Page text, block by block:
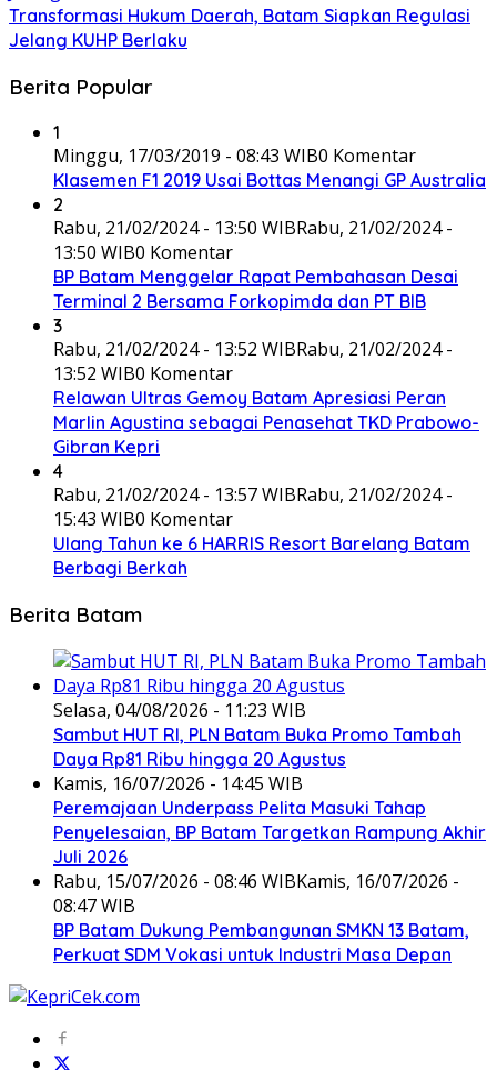
Transformasi Hukum Daerah, Batam Siapkan Regulasi
Jelang KUHP Berlaku
Berita Popular
1
Minggu, 17/03/2019 - 08:43 WIB0 Komentar
Klasemen F1 2019 Usai Bottas Menangi GP Australia
2
Rabu, 21/02/2024 - 13:50 WIBRabu, 21/02/2024 -
13:50 WIB0 Komentar
BP Batam Menggelar Rapat Pembahasan Desai
Terminal 2 Bersama Forkopimda dan PT BIB
3
Rabu, 21/02/2024 - 13:52 WIBRabu, 21/02/2024 -
13:52 WIB0 Komentar
Relawan Ultras Gemoy Batam Apresiasi Peran
Marlin Agustina sebagai Penasehat TKD Prabowo-
Gibran Kepri
4
Rabu, 21/02/2024 - 13:57 WIBRabu, 21/02/2024 -
15:43 WIB0 Komentar
Ulang Tahun ke 6 HARRIS Resort Barelang Batam
Berbagi Berkah
Berita Batam
Selasa, 04/08/2026 - 11:23 WIB
Sambut HUT RI, PLN Batam Buka Promo Tambah
Daya Rp81 Ribu hingga 20 Agustus
Kamis, 16/07/2026 - 14:45 WIB
Peremajaan Underpass Pelita Masuki Tahap
Penyelesaian, BP Batam Targetkan Rampung Akhir
Juli 2026
Rabu, 15/07/2026 - 08:46 WIBKamis, 16/07/2026 -
08:47 WIB
BP Batam Dukung Pembangunan SMKN 13 Batam,
Perkuat SDM Vokasi untuk Industri Masa Depan